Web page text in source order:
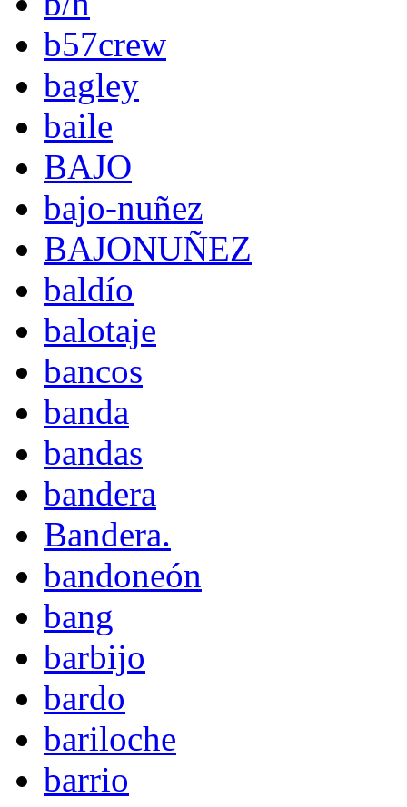
b57crew
bagley
baile
BAJO
bajo-nuñez
BAJONUÑEZ
baldío
balotaje
bancos
banda
bandas
bandera
Bandera.
bandoneón
bang
barbijo
bardo
bariloche
barrio